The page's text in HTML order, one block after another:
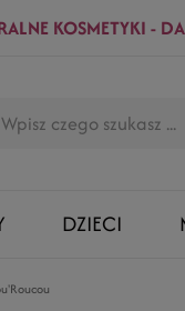
KOSMETYKI -
DZIECI